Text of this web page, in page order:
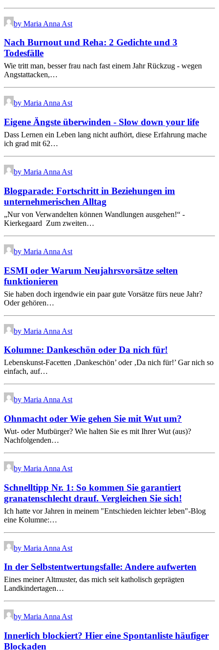
by Maria Anna Ast
Nach Burnout und Reha: 2 Gedichte und 3
Todesfälle
Wie tritt man, besser frau nach fast einem Jahr Rückzug - wegen
Angstattacken,…
by Maria Anna Ast
Eigene Ängste überwinden - Slow down your life
Dass Lernen ein Leben lang nicht aufhört, diese Erfahrung mache
ich grad mit 62…
by Maria Anna Ast
Blogparade: Fortschritt in Beziehungen im
unternehmerischen Alltag
„Nur von Verwandelten können Wandlungen ausgehen!“ -
Kierkegaard Zum zweiten…
by Maria Anna Ast
ESMI oder Warum Neujahrsvorsätze selten
funktionieren
Sie haben doch irgendwie ein paar gute Vorsätze fürs neue Jahr?
Oder gehören…
by Maria Anna Ast
Kolumne: Dankeschön oder Da nich für!
Lebenskunst-Facetten ‚Dankeschön’ oder ‚Da nich für!’ Gar nich so
einfach, auf…
by Maria Anna Ast
Ohnmacht oder Wie gehen Sie mit Wut um?
Wut- oder Mutbürger? Wie halten Sie es mit Ihrer Wut (aus)?
Nachfolgenden…
by Maria Anna Ast
Schnelltipp Nr. 1: So kommen Sie garantiert
granatenschlecht drauf. Vergleichen Sie sich!
Ich hatte vor Jahren in meinem "Entschieden leichter leben"-Blog
eine Kolumne:…
by Maria Anna Ast
In der Selbstentwertungsfalle: Andere aufwerten
Eines meiner Altmuster, das mich seit katholisch geprägten
Landkindertagen…
by Maria Anna Ast
Innerlich blockiert? Hier eine Spontanliste häufiger
Blockaden